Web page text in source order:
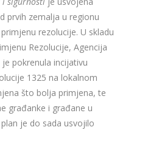
prvih zemalja u regionu
rezolucije. U skladu
Rezolucije, Agencija
pokrenula incijativu
1325 na lokalnom
što bolja primjena, te
građanke i građane u
je do sada usvojilo